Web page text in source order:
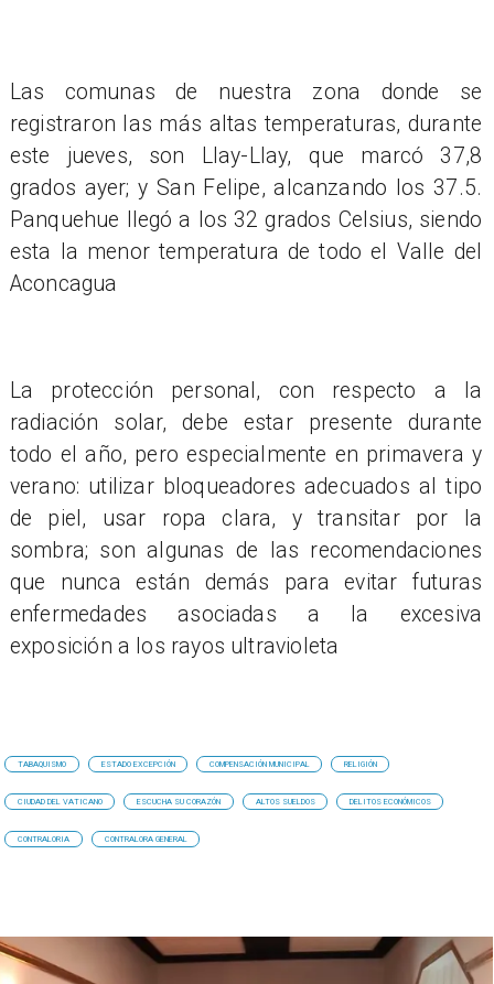
Las comunas de nuestra zona donde se
registraron las más altas temperaturas, durante
este jueves, son Llay-Llay, que marcó 37,8
grados ayer; y San Felipe, alcanzando los 37.5.
Panquehue llegó a los 32 grados Celsius, siendo
esta la menor temperatura de todo el Valle del
Aconcagua
La protección personal, con respecto a la
radiación solar, debe estar presente durante
todo el año, pero especialmente en primavera y
verano: utilizar bloqueadores adecuados al tipo
de piel, usar ropa clara, y transitar por la
sombra; son algunas de las recomendaciones
que nunca están demás para evitar futuras
enfermedades asociadas a la excesiva
exposición a los rayos ultravioleta
TABAQUISMO ESTADO EXCEPCIÓN COMPENSACIÓN MUNICIPAL RELIGIÓN
CIUDAD DEL VATICANO ESCUCHA SU CORAZÓN ALTOS SUELDOS DELITOS ECONÓMICOS
CONTRALORIA CONTRALORA GENERAL